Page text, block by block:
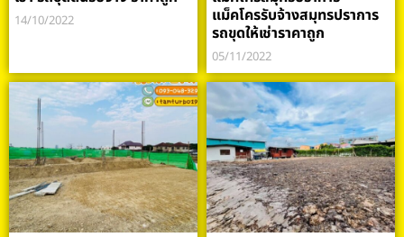
14/10/2022
แม็คโครรับจ้างสมุทรปราการ
รถขุดให้เช่าราคาถูก
05/11/2022